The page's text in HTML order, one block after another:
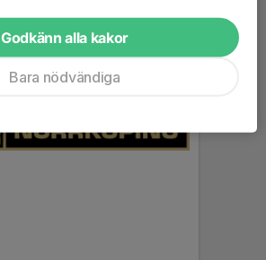
Godkänn alla kakor
Bara nödvändiga